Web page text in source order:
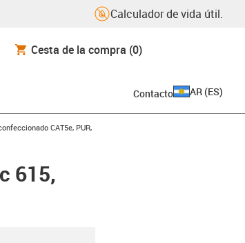
Calculador de vida útil.
Cesta de la compra (0)
Contacto AR (ES)
arrow-right
CAT5e, PUR,
615,